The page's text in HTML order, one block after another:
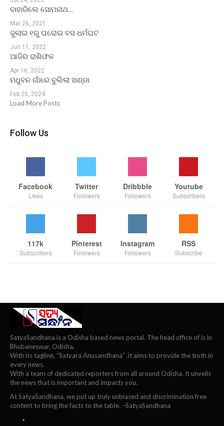
ବାହାରିଲେ ସୋମନାଥ…
Mar 26, 2021
ଜୁଲାଇ ୧ରୁ ଘରୋଇ ବସ ଧର୍ମଘଟ
Jun 11, 2022
ଆଜିର ରାଶିଫଳ
Apr 16, 2022
ମଧୁବନ ଗାଁରେ ବୁଲିଲା ଖଣ୍ଡା
Feb 25, 2024
Load More Posts
Follow Us
Facebook
Likes
Twitter
Followers
Dribbble
Followers
Youtube
Subscribers
117k
Subscribers
Pinterest
Followers
Instagram
Followers
RSS
Subscribe
SatyaSandhana is a Odisha based news portal. The head office of is in
Bhubaneswar, Odisha.
With its tagline, “Satyara Anusandhana” ,it aims to provide the truth in
every news.
With a team of dedicated reporters from all around Odisha. It unveils
the news that is important and impacts you.
At SatyaSandhana, we put up truly unbiased and discrimination free
content to bring the facts to the table. –SatyaSandhana